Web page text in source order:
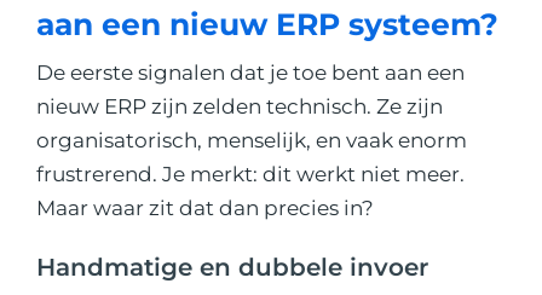
aan een nieuw ERP systeem?
De eerste signalen dat je toe bent aan een
nieuw ERP zijn zelden technisch. Ze zijn
organisatorisch, menselijk, en vaak enorm
frustrerend. Je merkt: dit werkt niet meer.
Maar waar zit dat dan precies in?
Handmatige en dubbele invoer